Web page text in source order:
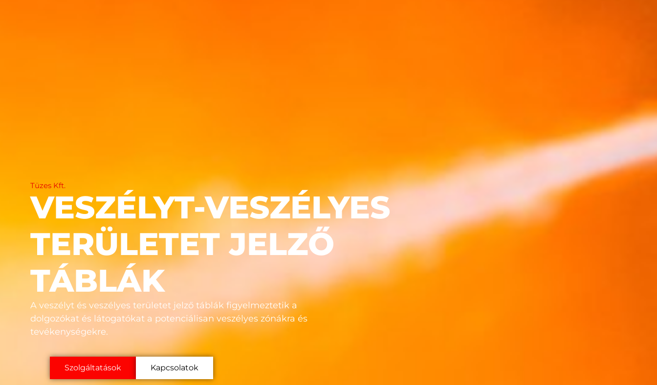
Tüzes Kft.
VESZÉLYT-VESZÉLYES
TERÜLETET JELZŐ
TÁBLÁK
A veszélyt és veszélyes területet jelző táblák figyelmeztetik a
dolgozókat és látogatókat a potenciálisan veszélyes zónákra és
tevékenységekre.
Szolgáltatások Kapcsolatok